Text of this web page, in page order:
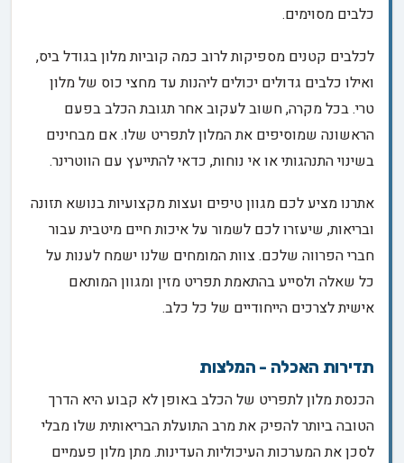
כלבים מסוימים.
לכלבים קטנים מספיקות לרוב כמה קוביות מלון בגודל ביס,
ואילו כלבים גדולים יכולים ליהנות עד מחצי כוס של מלון
טרי. בכל מקרה, חשוב לעקוב אחר תגובת הכלב בפעם
הראשונה שמוסיפים את המלון לתפריט שלו. אם מבחינים
בשינוי התנהגותי או אי נוחות, כדאי להתייעץ עם הווטרינר.
אתרנו מציע לכם מגוון טיפים ועצות מקצועיות בנושא תזונה
ובריאות, שיעזרו לכם לשמור על איכות חיים מיטבית עבור
חברי הפרווה שלכם. צוות המומחים שלנו ישמח לענות על
כל שאלה ולסייע בהתאמת תפריט מזין ומגוון המותאם
אישית לצרכים הייחודיים של כל כלב.
תדירות האכלה - המלצות
הכנסת מלון לתפריט של הכלב באופן לא קבוע היא הדרך
הטובה ביותר להפיק את מרב התועלת הבריאותית שלו מבלי
לסכן את המערכות העיכוליות העדינות. מתן מלון פעמיים